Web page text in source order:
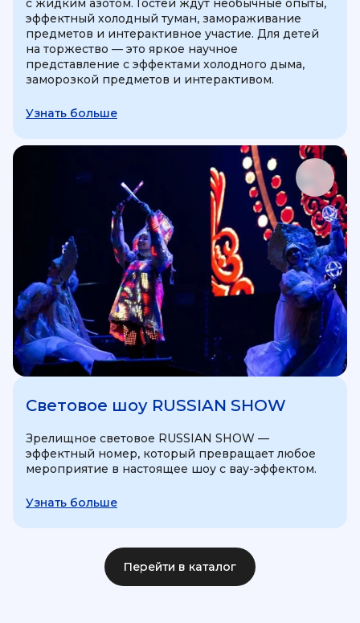
с жидким азотом. Гостей ждут необычные опыты,
эффектный холодный туман, замораживание
предметов и интерактивное участие. Для детей
на торжество — это яркое научное
представление с эффектами холодного дыма,
заморозкой предметов и интерактивом.
Узнать больше
Световое шоу RUSSIAN SHOW
Зрелищное световое RUSSIAN SHOW —
эффектный номер, который превращает любое
мероприятие в настоящее шоу с вау-эффектом.
Узнать больше
Перейти в каталог